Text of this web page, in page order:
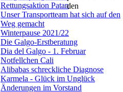
Rettungsaktion Patan
Unser Transportteam hat sich auf den
Weg gemacht
Winterpause 2021/22
Die Galgo-Erstberatung
Dia del Galgo - 1. Februar
Notfellchen Cali
Alibabas schreckliche Diagnose
Karmela - Glück im Unglück
Änderungen im Vorstand
den